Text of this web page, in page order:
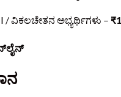
I / ವಿಕಲಚೇತನ ಅಭ್ಯರ್ಥಿಗಳು –